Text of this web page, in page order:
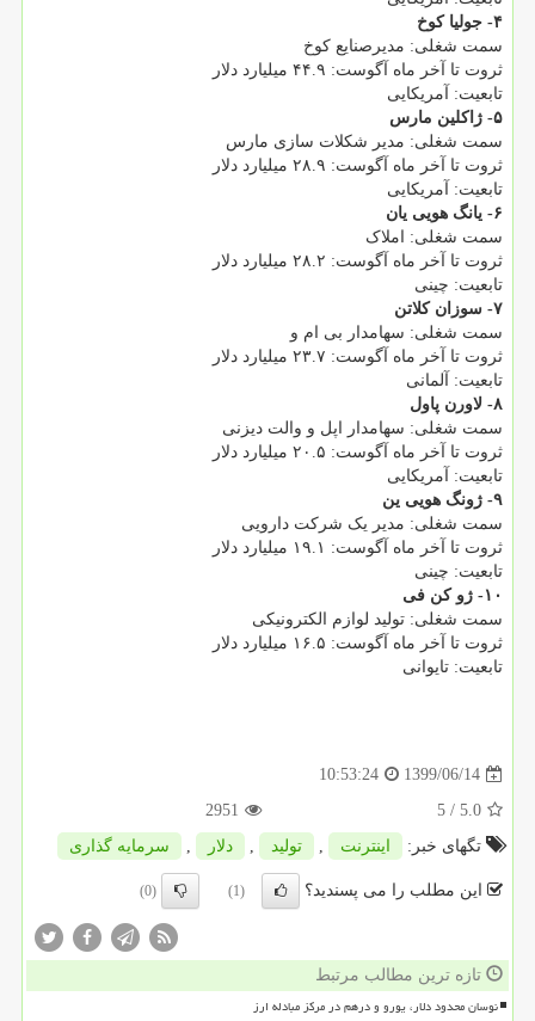
۴- جولیا کوخ
سمت شغلی: مدیرصنایع کوخ
ثروت تا آخر ماه آگوست: ۴۴.۹ میلیارد دلار
تابعیت: آمریکایی
۵- ژاکلین مارس
سمت شغلی: مدیر شکلات سازی مارس
ثروت تا آخر ماه آگوست: ۲۸.۹ میلیارد دلار
تابعیت: آمریکایی
۶- یانگ هویی یان
سمت شغلی: املاک
ثروت تا آخر ماه آگوست: ۲۸.۲ میلیارد دلار
تابعیت: چینی
۷- سوزان کلاتن
سمت شغلی: سهامدار بی ام و
ثروت تا آخر ماه آگوست: ۲۳.۷ میلیارد دلار
تابعیت: آلمانی
۸- لاورن پاول
سمت شغلی: سهامدار اپل و والت دیزنی
ثروت تا آخر ماه آگوست: ۲۰.۵ میلیارد دلار
تابعیت: آمریکایی
۹- ژونگ هویی ین
سمت شغلی: مدیر یک شرکت دارویی
ثروت تا آخر ماه آگوست: ۱۹.۱ میلیارد دلار
تابعیت: چینی
۱۰- ژو کن فی
سمت شغلی: تولید لوازم الکترونیکی
ثروت تا آخر ماه آگوست: ۱۶.۵ میلیارد دلار
تابعیت: تایوانی
1399/06/14
10:53:24
5.0
/ 5
2951
تگهای خبر:
اینترنت , تولید , دلار , سرمایه گذاری
این مطلب را می پسندید؟ (1)
(0)
تازه ترین مطالب مرتبط
نوسان محدود دلار، یورو و درهم در مرکز مبادله ارز